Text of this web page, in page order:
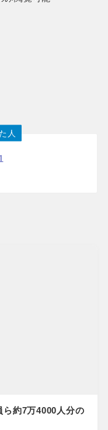
人
約7万4000人分の